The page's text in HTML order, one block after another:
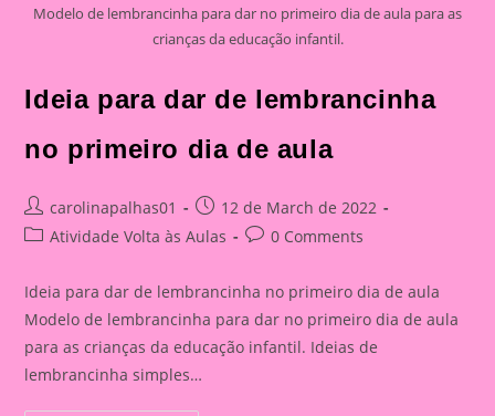
Modelo de lembrancinha para dar no primeiro dia de aula para as
crianças da educação infantil.
Ideia para dar de lembrancinha
no primeiro dia de aula
Post
author:
carolinapalhas01
Post
published:
12 de March de 2022
PostAtividade Volta às Aulas
Post0 Comments
Ideia para dar de lembrancinha no primeiro dia de aula
Modelo de lembrancinha para dar no primeiro dia de aula
para as crianças da educação infantil. Ideias de
lembrancinha simples…